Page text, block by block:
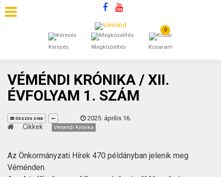
Keresés Megközelítés
0
Kosaram
SZÁLLÁSOK
ÁLTALÁNOS SZERZŐDÉSI FELTÉTELEK
KINCSES BARANYA VÉMÉND
VÉMÉNDI KRÓNIKA / XII.
ÉVFOLYAM 1. SZÁM
ÖSSZES CIKK 2025. április 16.
Cikkek Véméndi Krónika
Az Önkormányzati Hírek 470 példányban jelenik meg
Véménden.